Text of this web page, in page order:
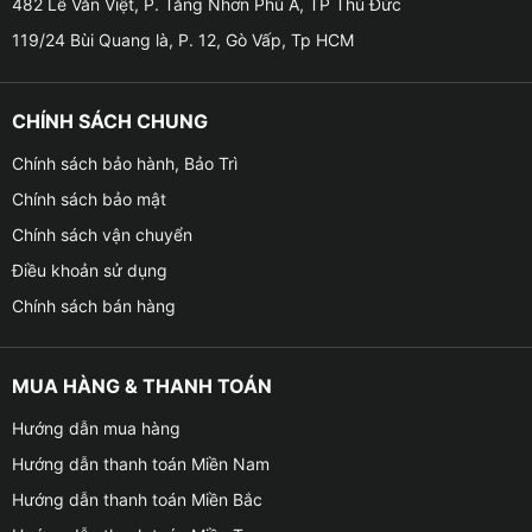
của bạn được :
Giá lắp đèn led pha cos cho xe Vinfast VF3
• Giúp ánh sáng đèn mạnh hơn: Độ đèn led cos pha
482 Lê Văn Việt, P. Tăng Nhơn Phú A, TP Thủ Đức
119/24 Bùi Quang là, P. 12, Gò Vấp, Tp HCM
CHÍNH SÁCH CHUNG
Chính sách bảo hành, Bảo Trì
Chính sách bảo mật
Chính sách vận chuyển
Điều khoản sử dụng
Chính sách bán hàng
MUA HÀNG & THANH TOÁN
Hướng dẫn mua hàng
Hướng dẫn thanh toán Miền Nam
Hướng dẫn thanh toán Miền Bắc